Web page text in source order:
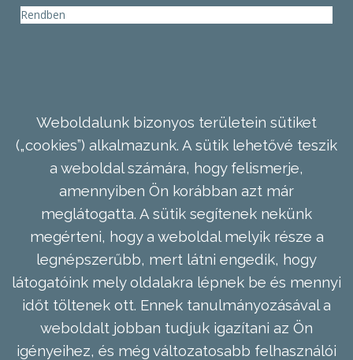
Rendben
Weboldalunk bizonyos területein sütiket
(„cookies”) alkalmazunk. A sütik lehetővé teszik
a weboldal számára, hogy felismerje,
amennyiben Ön korábban azt már
meglátogatta. A sütik segítenek nekünk
megérteni, hogy a weboldal melyik része a
legnépszerűbb, mert látni engedik, hogy
látogatóink mely oldalakra lépnek be és mennyi
időt töltenek ott. Ennek tanulmányozásával a
weboldalt jobban tudjuk igazítani az Ön
igényeihez, és még változatosabb felhasználói